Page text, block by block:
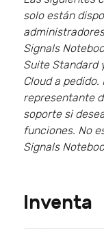
solo están
Signals
Suite Standard
Cloud a
representante
soporte si
funciones. No
Signals
Inventa